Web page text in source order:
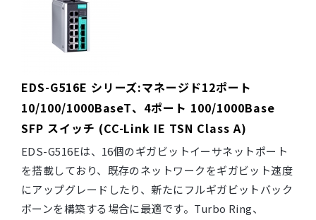
EDS-G516E シリーズ:マネージド12ポート
10/100/1000BaseT、4ポート 100/1000Base
SFP スイッチ (CC-Link IE TSN Class A)
EDS-G516Eは、16個のギガビットイーサネットポート
を搭載しており、既存のネットワークをギガビット速度
にアップグレードしたり、新たにフルギガビットバック
ボーンを構築する場合に最適です。Turbo Ring、